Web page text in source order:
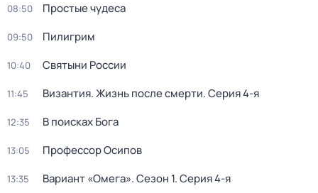
08:50 Простые чудеса
09:50 Пилигрим
10:40 Святыни России
11:45 Византия. Жизнь после смерти. Серия 4-я
12:35 В поисках Бога
13:05 Пpофессор Осипoв
13:35 Вариант «Омега». Сезон 1. Серия 4-я